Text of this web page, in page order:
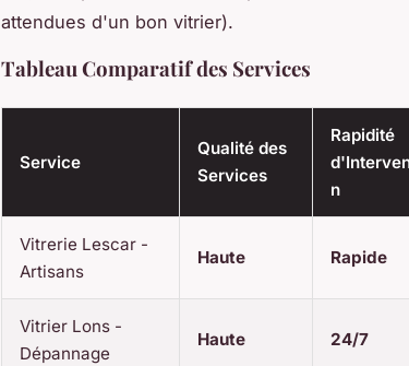
attendues d'un bon vitrier).
Tableau Comparatif des Services
Service
Qualité des
Services
Rapidité
n
Vitrerie Lescar -
Artisans
Haute Rapide
Vitrier Lons -
Dépannage
Haute 24/7